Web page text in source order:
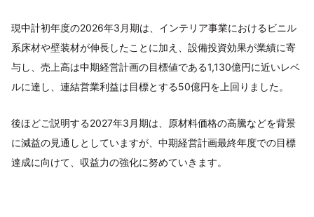
現中計初年度の2026年3月期は、インテリア事業におけるビニル
系床材や壁装材が伸長したことに加え、設備投資効果が業績に寄
与し、売上高は中期経営計画の目標値である1,130億円に近いレベ
ルに達し、連結営業利益は目標とする50億円を上回りました。
後ほどご説明する2027年3月期は、原材料価格の高騰などを背景
に減益の見通しとしていますが、中期経営計画最終年度での目標
達成に向けて、収益力の強化に努めていきます。